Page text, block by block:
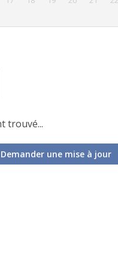
trouvé...
Demander une mise à jour